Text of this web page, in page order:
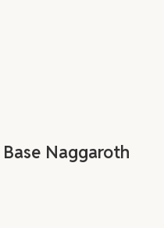
Naggaroth